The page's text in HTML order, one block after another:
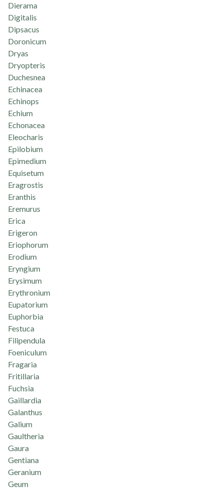
Dierama
Digitalis
Dipsacus
Doronicum
Dryas
Dryopteris
Duchesnea
Echinacea
Echinops
Echium
Echonacea
Eleocharis
Epilobium
Epimedium
Equisetum
Eragrostis
Eranthis
Eremurus
Erica
Erigeron
Eriophorum
Erodium
Eryngium
Erysimum
Erythronium
Eupatorium
Euphorbia
Festuca
Filipendula
Foeniculum
Fragaria
Fritillaria
Fuchsia
Gaillardia
Galanthus
Galium
Gaultheria
Gaura
Gentiana
Geranium
Geum